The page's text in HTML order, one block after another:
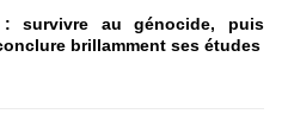
survivre au génocide, puis
brillamment ses études